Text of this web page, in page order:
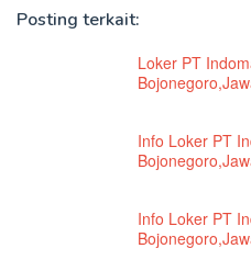
Posting terkait:
Loker PT
Info Loker PT
Info Loker PT